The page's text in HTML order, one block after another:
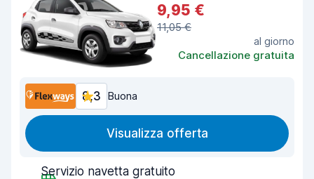
9,95 €
11,05 €
al giorno
Cancellazione gratuita
8,3 Buona
Visualizza offerta
Servizio navetta gratuito